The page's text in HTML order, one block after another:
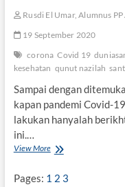
Rusdi El Umar, Alumnus
19 September 2020
corona Covid 19
kesehatan qunut nazilah
Sampai dengan
kapan pandemi Covid-
lakukan hanyalah
ini.…
View MoreQ
Pages: 1 2 3